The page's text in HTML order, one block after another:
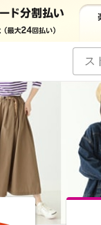
イベント一覧